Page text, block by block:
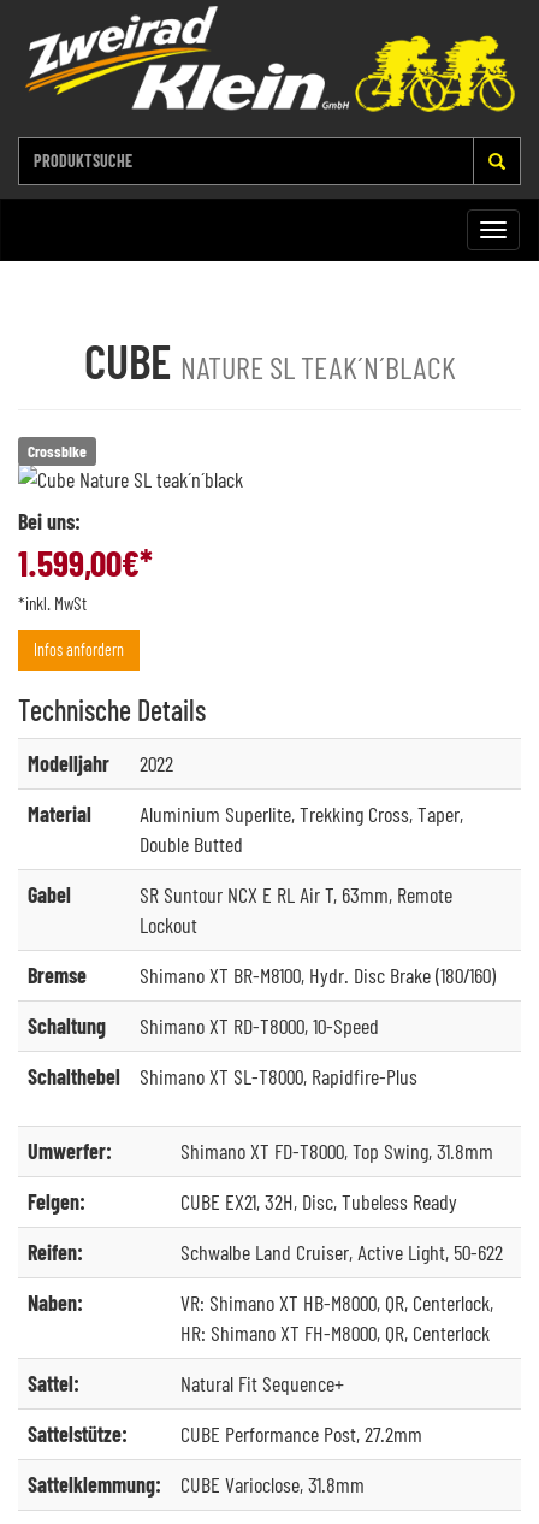
Toggle
CUBE NATURE SL TEAK´N´BLACK
Crossbike
Bei uns:
1.599,00€*
*inkl. MwSt
Infos anfordern
Technische Details
Modelljahr
2022
Material
Aluminium Superlite, Trekking Cross, Taper,
Double Butted
Gabel
SR Suntour NCX E RL Air T, 63mm, Remote
Lockout
Bremse
Shimano XT BR-M8100, Hydr. Disc Brake (180/160)
Schaltung
Shimano XT RD-T8000, 10-Speed
Schalthebel
Shimano XT SL-T8000, Rapidfire-Plus
Umwerfer:
Shimano XT FD-T8000, Top Swing, 31.8mm
Felgen:
CUBE EX21, 32H, Disc, Tubeless Ready
Reifen:
Schwalbe Land Cruiser, Active Light, 50-622
Naben:
VR: Shimano XT HB-M8000, QR, Centerlock,
HR: Shimano XT FH-M8000, QR, Centerlock
Sattel:
Natural Fit Sequence+
Sattelstütze:
CUBE Performance Post, 27.2mm
Sattelklemmung:
CUBE Varioclose, 31.8mm